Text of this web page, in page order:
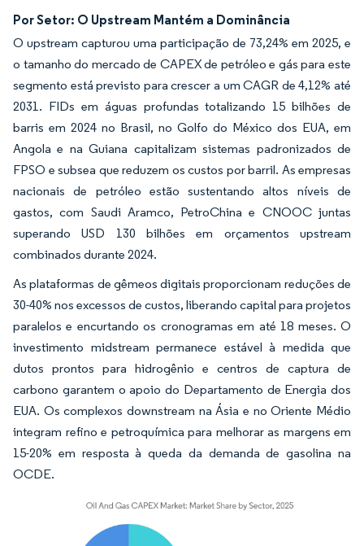
Por Setor: O Upstream Mantém a Dominância
O upstream capturou uma participação de 73,24% em 2025, e
o tamanho do mercado de CAPEX de petróleo e gás para este
segmento está previsto para crescer a um CAGR de 4,12% até
2031. FIDs em águas profundas totalizando 15 bilhões de
barris em 2024 no Brasil, no Golfo do México dos EUA, em
Angola e na Guiana capitalizam sistemas padronizados de
FPSO e subsea que reduzem os custos por barril. As empresas
nacionais de petróleo estão sustentando altos níveis de
gastos, com Saudi Aramco, PetroChina e CNOOC juntas
superando USD 130 bilhões em orçamentos upstream
combinados durante 2024.
As plataformas de gêmeos digitais proporcionam reduções de
30-40% nos excessos de custos, liberando capital para projetos
paralelos e encurtando os cronogramas em até 18 meses. O
investimento midstream permanece estável à medida que
dutos prontos para hidrogênio e centros de captura de
carbono garantem o apoio do Departamento de Energia dos
EUA. Os complexos downstream na Ásia e no Oriente Médio
integram refino e petroquímica para melhorar as margens em
15-20% em resposta à queda da demanda de gasolina na
OCDE.